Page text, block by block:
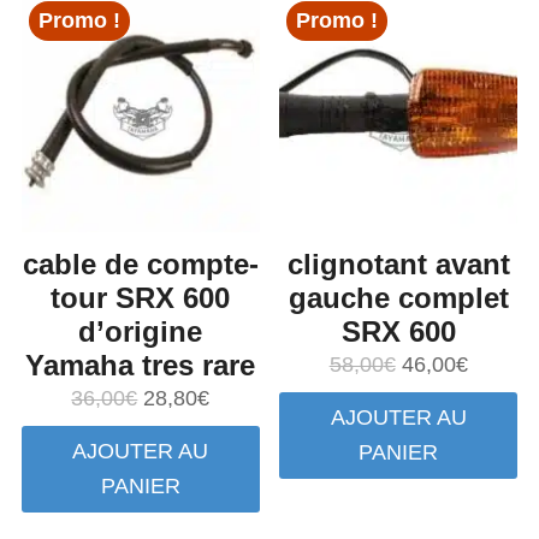
Promo !
cable de compte-
tour SRX 600
d’origine
Yamaha tres rare
36,00€ Le
prix
initial
était :
28,80€Le
prix
AJOUTER AU
PANIER
Promo !
clignotant avant
gauche complet
SRX 600
58,00€ Le
prix
initial
était :
46,00€Le
prix
AJOUTER AU
PANIER